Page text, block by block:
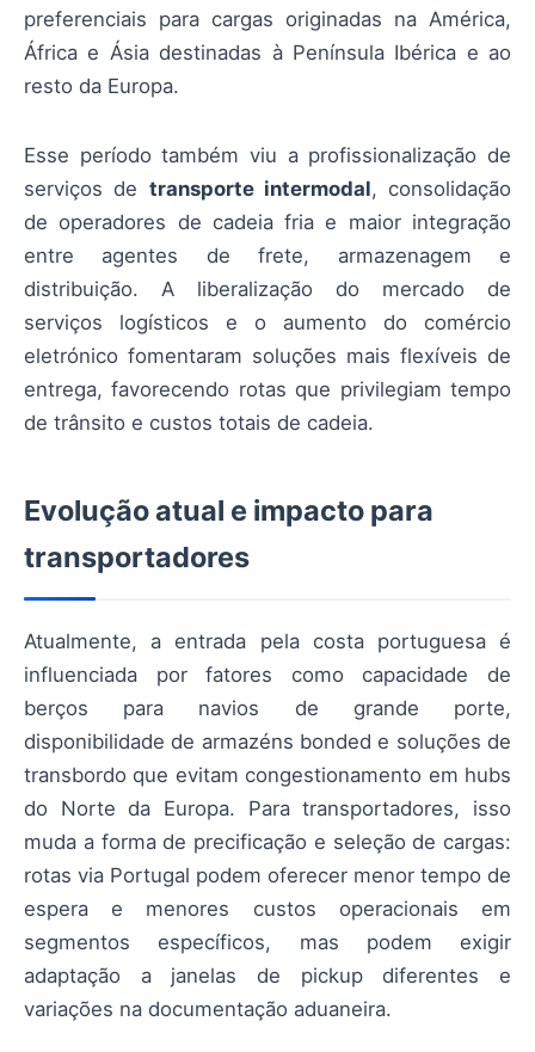
preferenciais para cargas originadas na América,
África e Ásia destinadas à Península Ibérica e ao
resto da Europa.
Esse período também viu a profissionalização de
serviços de transporte intermodal, consolidação
de operadores de cadeia fria e maior integração
entre agentes de frete, armazenagem e
distribuição. A liberalização do mercado de
serviços logísticos e o aumento do comércio
eletrónico fomentaram soluções mais flexíveis de
entrega, favorecendo rotas que privilegiam tempo
de trânsito e custos totais de cadeia.
Evolução atual e impacto para
transportadores
Atualmente, a entrada pela costa portuguesa é
influenciada por fatores como capacidade de
berços para navios de grande porte,
disponibilidade de armazéns bonded e soluções de
transbordo que evitam congestionamento em hubs
do Norte da Europa. Para transportadores, isso
muda a forma de precificação e seleção de cargas:
rotas via Portugal podem oferecer menor tempo de
espera e menores custos operacionais em
segmentos específicos, mas podem exigir
adaptação a janelas de pickup diferentes e
variações na documentação aduaneira.